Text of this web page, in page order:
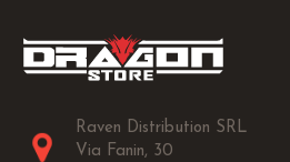
Raven Distribution SRL
Via Fanin, 30